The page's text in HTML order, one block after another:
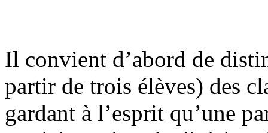
Il convient d’abord de
partir de trois élèves) des
gardant à l’esprit qu’une